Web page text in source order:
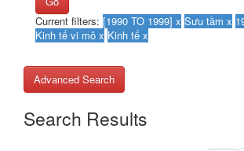
Current filters:
Advanced Search
Search Results